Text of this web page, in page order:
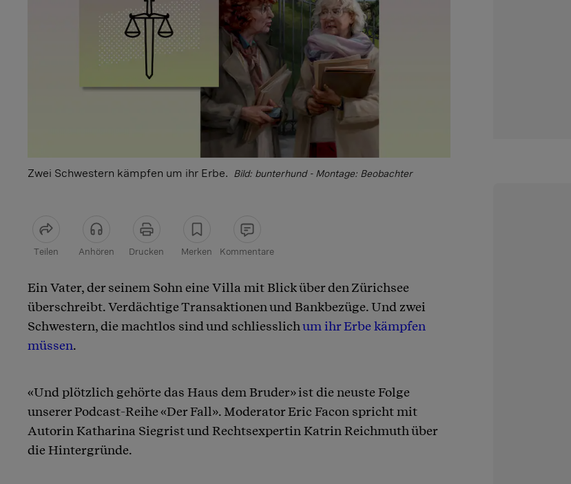
Zwei Schwestern kämpfen um ihr Erbe. Bild: bunterhund - Montage: Beobachter
Teilen Anhören Drucken Merken Kommentare
Ein Vater, der seinem Sohn eine Villa mit Blick über den Zürichsee
überschreibt. Verdächtige Transaktionen und Bankbezüge. Und zwei
Schwestern, die machtlos sind und schliesslichum ihr Erbe kämpfen
müssen.
«Und plötzlich gehörte das Haus dem Bruder» ist die neuste Folge
unserer Podcast-Reihe «Der Fall». Moderator Eric Facon spricht mit
Autorin Katharina Siegrist und Rechtsexpertin Katrin Reichmuth über
die Hintergründe.